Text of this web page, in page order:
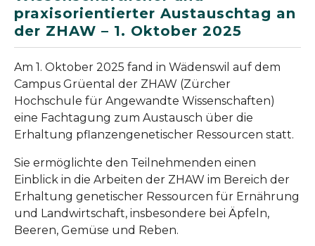
praxisorientierter Austauschtag an
der ZHAW – 1. Oktober 2025
Am 1. Oktober 2025 fand in Wädenswil auf dem
Campus Grüental der ZHAW (Zürcher
Hochschule für Angewandte Wissenschaften)
eine Fachtagung zum Austausch über die
Erhaltung pflanzengenetischer Ressourcen statt.
Sie ermöglichte den Teilnehmenden einen
Einblick in die Arbeiten der ZHAW im Bereich der
Erhaltung genetischer Ressourcen für Ernährung
und Landwirtschaft, insbesondere bei Äpfeln,
Beeren, Gemüse und Reben.